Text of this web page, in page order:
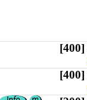
[400]
[400]